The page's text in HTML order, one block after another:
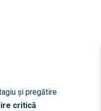
și pregătire
critică